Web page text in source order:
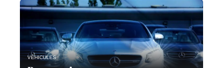
VÉHICULES